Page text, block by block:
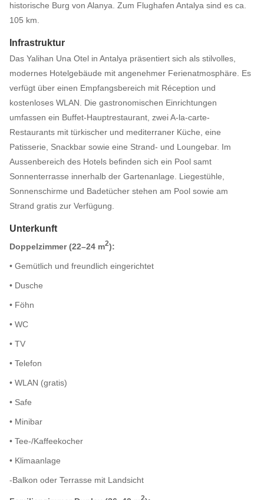
historische Burg von Alanya. Zum Flughafen Antalya sind es ca.
105 km.
Infrastruktur
Das Yalihan Una Otel in Antalya präsentiert sich als stilvolles,
modernes Hotelgebäude mit angenehmer Ferienatmosphäre. Es
verfügt über einen Empfangsbereich mit Réception und
kostenloses WLAN. Die gastronomischen Einrichtungen
umfassen ein Buffet-Hauptrestaurant, zwei A-la-carte-
Restaurants mit türkischer und mediterraner Küche, eine
Patisserie, Snackbar sowie eine Strand- und Loungebar. Im
Aussenbereich des Hotels befinden sich ein Pool samt
Sonnenterrasse innerhalb der Gartenanlage. Liegestühle,
Sonnenschirme und Badetücher stehen am Pool sowie am
Strand gratis zur Verfügung.
Unterkunft
Doppelzimmer (22–24 m2):
• Gemütlich und freundlich eingerichtet
• Dusche
• Föhn
• WC
• TV
• Telefon
• WLAN (gratis)
• Safe
• Minibar
• Tee-/Kaffeekocher
• Klimaanlage
-Balkon oder Terrasse mit Landsicht
2